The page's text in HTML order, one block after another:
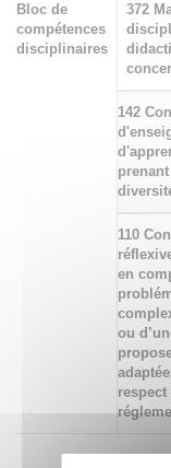
Bloc de
compétences
disciplinaires
372
142
110
en
ou